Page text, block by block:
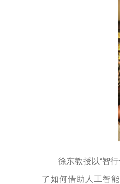
徐东教授以“智
了如何借助人工智